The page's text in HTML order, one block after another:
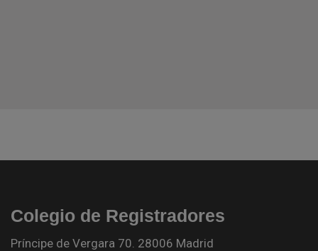
Colegio de Registradores
Príncipe de Vergara 70. 28006 Madrid